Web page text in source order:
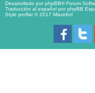
Desarrollado porphpBB® Forum
Traducción al español porphpBB
Style proflat © 2017 Mazeltof